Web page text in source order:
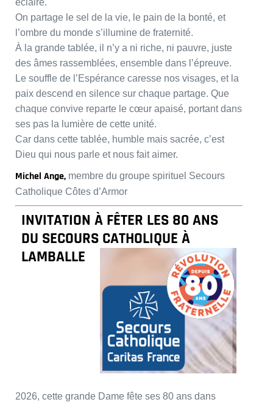
On partage le sel de la vie, le pain de la bonté, et
l’ombre du monde s’illumine de fraternité.
À la grande tablée, il n’y a ni riche, ni pauvre, juste
des âmes rassemblées, ensemble dans l’épreuve.
Le souffle de l’Espérance caresse nos visages, et la
paix descend en silence sur chaque partage. Que
chaque convive reparte le cœur apaisé, portant dans
ses pas la lumière de cette unité.
Car dans cette tablée, humble mais sacrée, c’est
Dieu qui nous parle et nous fait aimer.
Michel Ange, membre du groupe spirituel Secours
Catholique Côtes d’Armor
INVITATION À FÊTER LES 80 ANS
DU SECOURS CATHOLIQUE À
LAMBALLE
2026, cette grande Dame fête ses 80 ans dans